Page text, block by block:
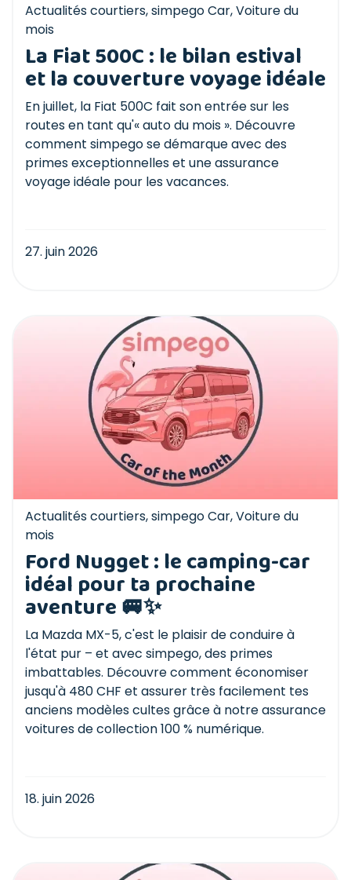
Actualités courtiers,simpego Car,Voiture du
mois
La Fiat 500C : le bilan estival
et la couverture voyage idéale
En juillet, la Fiat 500C fait son entrée sur les
routes en tant qu'« auto du mois ». Découvre
comment simpego se démarque avec des
primes exceptionnelles et une assurance
voyage idéale pour les vacances.
27. juin 2026
Actualités courtiers,simpego Car,Voiture du
mois
Ford Nugget : le camping-car
idéal pour ta prochaine
aventure 🚐✨
La Mazda MX-5, c'est le plaisir de conduire à
l'état pur – et avec simpego, des primes
imbattables. Découvre comment économiser
jusqu'à 480 CHF et assurer très facilement tes
anciens modèles cultes grâce à notre assurance
voitures de collection 100 % numérique.
18. juin 2026